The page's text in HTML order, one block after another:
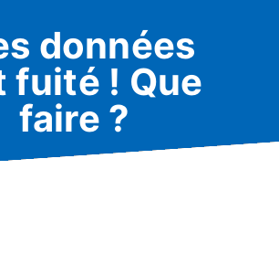
données
fuité ! Que
faire ?